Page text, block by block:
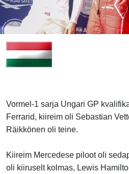
Vormel-1 sarja Ungari GP
Ferrarid, kiireim oli Sebastian
Räikkönen oli teine.
Kiireim Mercedese piloot oli
oli kiiruselt kolmas, Lewis